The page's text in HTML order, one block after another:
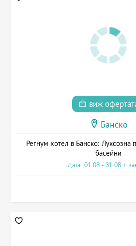
виж
Банско
Регнум хотел в Банско: Луксозна
басейни
Дата: 01.08 - 31.08 +